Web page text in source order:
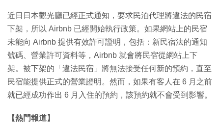
近日日本觀光廳已經正式通知，要求民泊代理將違法的民宿
下架，所以 Airbnb 已經開始執行政策。如果網站上的民宿
未能向 Airbnb 提供有效許可證明，包括：新民宿法的通知
號碼、營業許可資料等，Airbnb 就會將民宿從網站上下
架。被下架的「違法民宿」將無法接受任何新的預約，直至
民宿能提供正式的營業證明。然而，如果有客人在 6 月之前
就已經成功作出 6 月入住的預約，該預約就不會受到影響。
【熱門報道】